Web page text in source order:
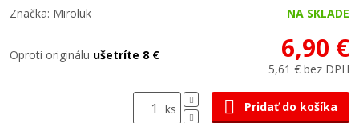
Značka: Miroluk NA SKLADE
Oproti originálu ušetríte 8 € 6,90 €
5,61 € bez DPH
ks Pridať do košíka